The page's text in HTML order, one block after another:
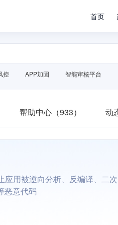
首页
控 APP加固 智能审核平台
帮助中心（933） 动
用被逆向分析、反编译、二次
恶意代码